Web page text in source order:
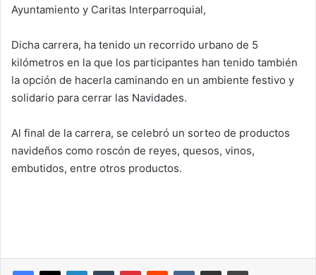
Ayuntamiento y Caritas Interparroquial,
Dicha carrera, ha tenido un recorrido urbano de 5
kilómetros en la que los participantes han tenido también
la opción de hacerla caminando en un ambiente festivo y
solidario para cerrar las Navidades.
Al final de la carrera, se celebró un sorteo de productos
navideños como roscón de reyes, quesos, vinos,
embutidos, entre otros productos.